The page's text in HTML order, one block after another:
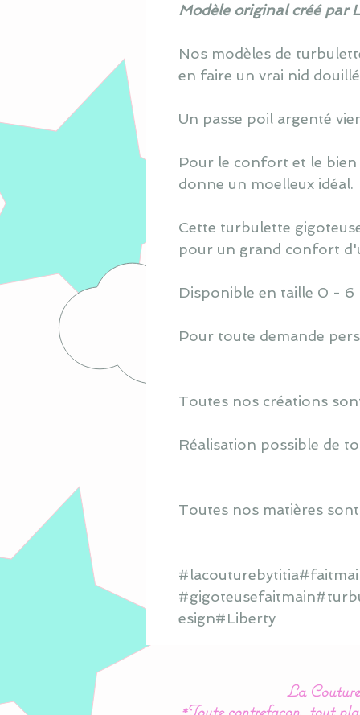
Modèle original créé par
Nos modèles de
en faire un vrai nid
Un passe poil argenté
Pour le confort et le bien
donne un moelleux idéal.
Cette turbulette
pour un grand confort
Disponible en taille 0 - 6
Pour toute demande
Toutes nos créations
Réalisation possible de
Toutes nos matières
esign#Liberty
La
*Toute contrefaçon, tout